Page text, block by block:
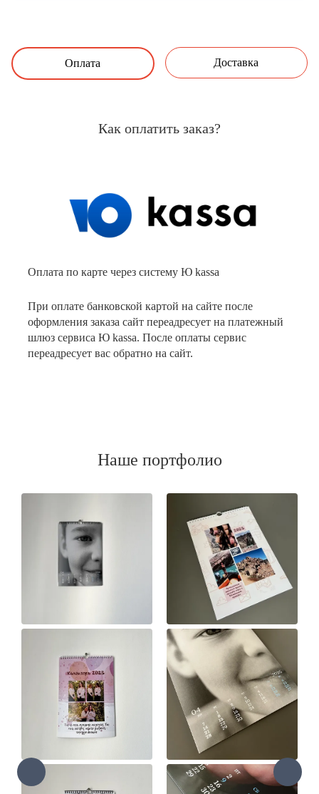
Оплата Доставка
Как оплатить заказ?
Оплата по карте через систему Ю kassa
При оплате банковской картой на сайте после
оформления заказа сайт переадресует на платежный
шлюз сервиса Ю kassa. После оплаты сервис
переадресует вас обратно на сайт.
Наше портфолио